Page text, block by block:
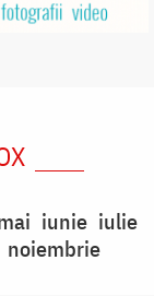
iunie iulie
noiembrie